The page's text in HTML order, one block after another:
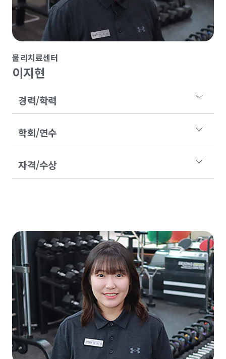
물리치료센터
이지현
경력/학력
학회/연수
자격/수상